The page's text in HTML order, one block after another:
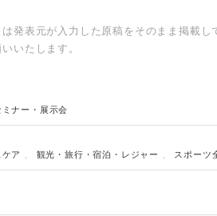
発表元が入力した原稿をそのまま掲載
いたします。
ナー・展示会
ア 観光・旅行・宿泊・レジャー スポーツ
Japanese